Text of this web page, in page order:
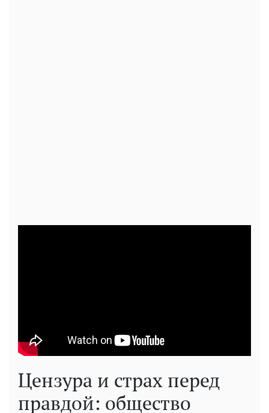
Цензура и страх перед
правдой: общество